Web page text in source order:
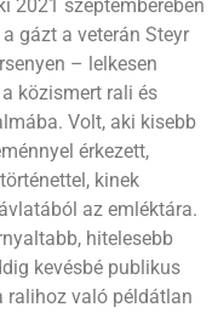
2021 szeptemberében
gázt a veterán Steyr
– lelkesen
közismert rali és
Volt, aki kisebb
érkezett,
kinek
az emléktára.
hitelesebb
kevésbé publikus
ralihoz való példátlan